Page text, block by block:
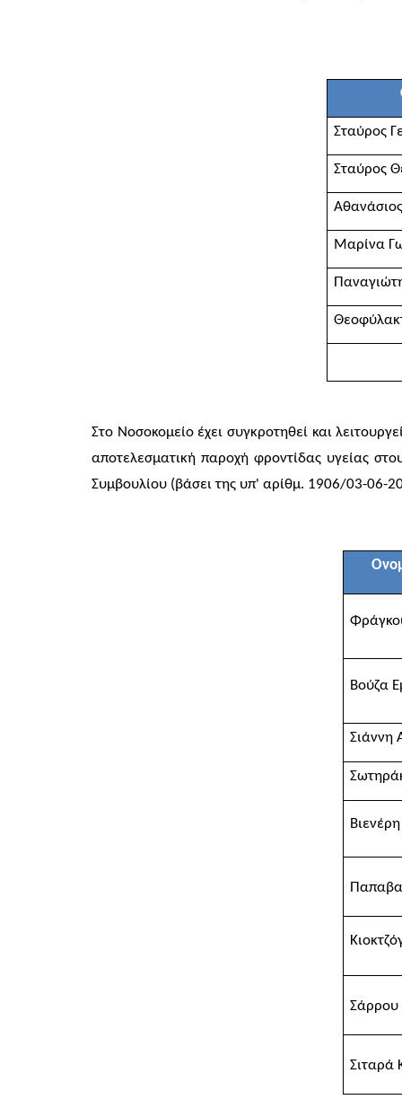
Σταύρος
Σταύρος
Μαρίνα
Στο Νοσοκομείο έχει συγκροτηθεί και
αποτελεσματική παροχή φροντίδας υγείας
Συμβουλίου (βάσει της υπ' αρίθμ. 1906/03-06-
Βούζα
Σιάννη
Σιταρά